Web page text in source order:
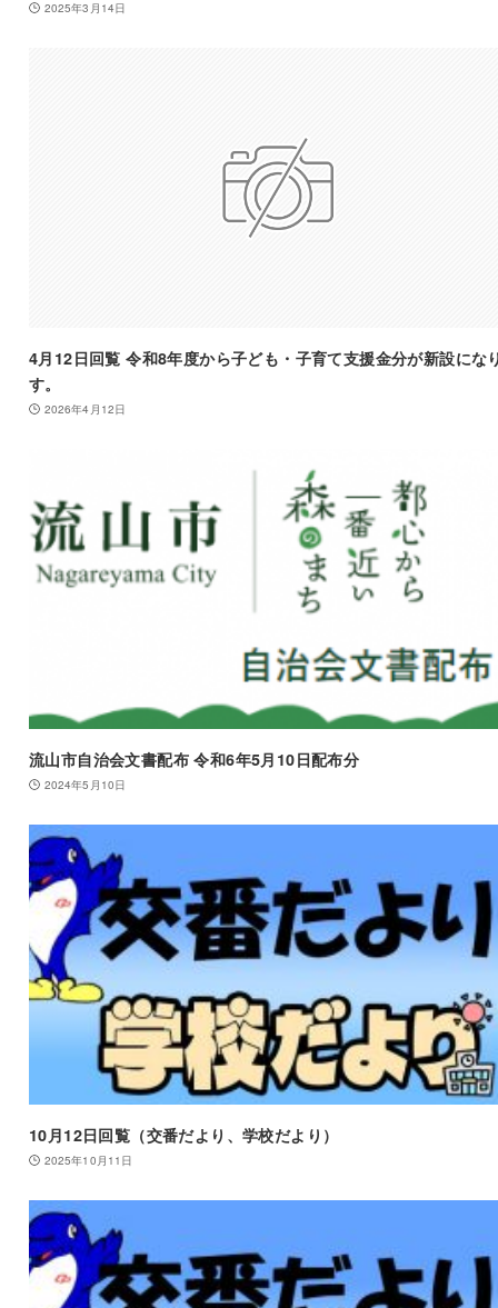
2025年3月14日
4月12日回覧 令和8年度から子ども・子育て支援金分が新設にな
す。
2026年4月12日
流山市自治会文書配布 令和6年5月10日配布分
2024年5月10日
10月12日回覧（交番だより、学校だより）
2025年10月11日